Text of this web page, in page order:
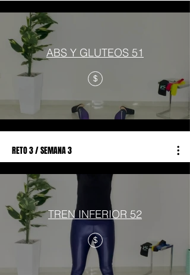
ABS Y GLUTEOS 51
$
RETO 3 / SEMANA 3
TREN INFERIOR 52
$